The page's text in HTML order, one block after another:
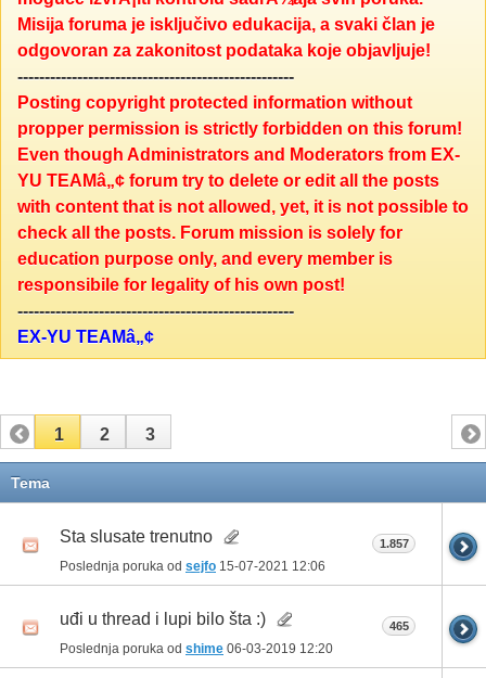
Misija foruma je isključivo edukacija, a svaki član je
odgovoran za zakonitost podataka koje objavljuje!
---------------------------------------------------
Posting copyright protected information without
propper permission is strictly forbidden on this forum!
Even though Administrators and Moderators from EX-
YU TEAMâ„¢ forum try to delete or edit all the posts
with content that is not allowed, yet, it is not possible to
check all the posts. Forum mission is solely for
education purpose only, and every member is
responsibile for legality of his own post!
---------------------------------------------------
EX-YU TEAMâ„¢
1 2 3
Tema
Sta slusate trenutno
Poslednja poruka od sejfo 15-07-2021 12:06
1.857
uđi u thread i lupi bilo šta :)
Poslednja poruka od shime 06-03-2019 12:20
465